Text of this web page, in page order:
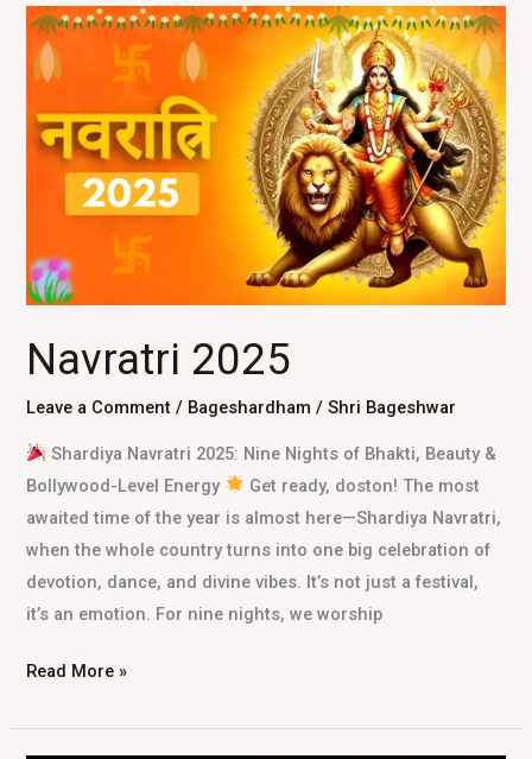
Navratri 2025
Leave a Comment / Bageshardham /Shri Bageshwar
Shardiya Navratri 2025: Nine Nights of Bhakti, Beauty &
Bollywood-Level Energy
Get ready, doston! The most
awaited time of the year is almost here—Shardiya Navratri,
when the whole country turns into one big celebration of
devotion, dance, and divine vibes. It’s not just a festival,
it’s an emotion. For nine nights, we worship
Navratri
2025
Read More »